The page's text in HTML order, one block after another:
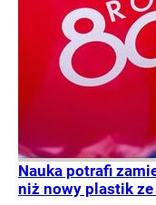
Nauka potrafi
niż nowy plastik ze